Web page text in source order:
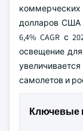
коммерческих
долларов США
6,4% CAGR с
освещение
самолетов и
Ключевые